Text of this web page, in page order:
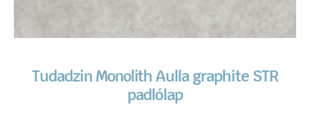
Tudadzin Monolith Aulla graphite STR
padlólap